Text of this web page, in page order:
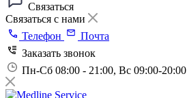
Связаться
Связаться с нами
Телефон
Почта
Заказать звонок
Пн-Сб 08:00 - 21:00, Вс 09:00-20:00